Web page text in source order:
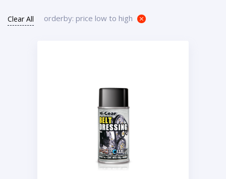
Clear All orderby: price low to high